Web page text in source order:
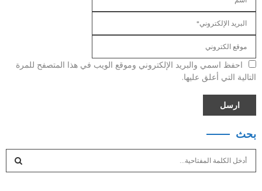
احفظ اسمي والبريد الإلكتروني وموقع الويب في هذا المتصفح للمرة
التالية التي أعلق عليها.
بحث